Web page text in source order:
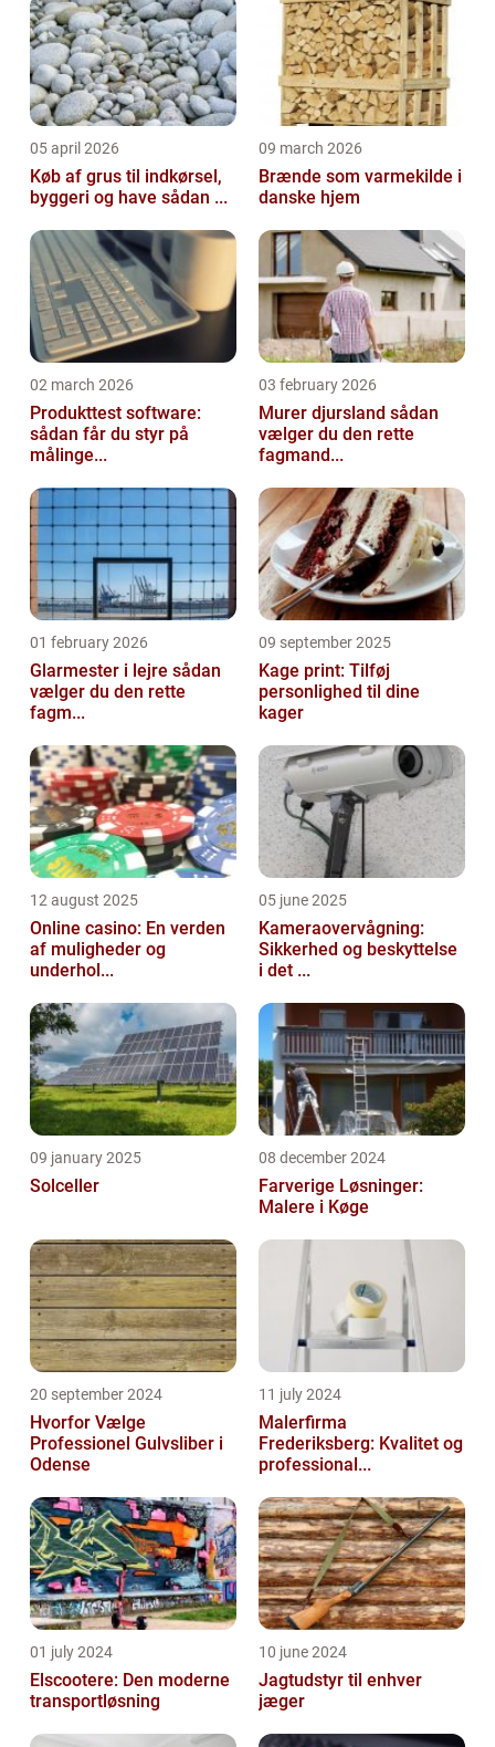
05 april 2026
Køb af grus til indkørsel,
byggeri og have sådan ...
09 march 2026
Brænde som varmekilde i
danske hjem
02 march 2026
Produkttest software:
sådan får du styr på
målinge...
03 february 2026
Murer djursland sådan
vælger du den rette
fagmand...
01 february 2026
Glarmester i lejre sådan
vælger du den rette
fagm...
09 september 2025
Kage print: Tilføj
personlighed til dine
kager
12 august 2025
Online casino: En verden
af muligheder og
underhol...
05 june 2025
Kameraovervågning:
Sikkerhed og beskyttelse
i det ...
09 january 2025
Solceller
08 december 2024
Farverige Løsninger:
Malere i Køge
20 september 2024
Hvorfor Vælge
Professionel Gulvsliber i
Odense
11 july 2024
Malerfirma
Frederiksberg: Kvalitet og
professional...
01 july 2024
Elscootere: Den moderne
transportløsning
10 june 2024
Jagtudstyr til enhver
jæger